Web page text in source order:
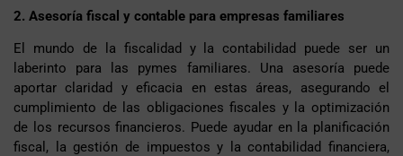
2. Asesoría fiscal y contable para empresas familiares
El mundo de la fiscalidad y la contabilidad puede ser un
laberinto para las pymes familiares. Una asesoría puede
aportar claridad y eficacia en estas áreas, asegurando el
cumplimiento de las obligaciones fiscales y la optimización
de los recursos financieros. Puede ayudar en la planificación
fiscal, la gestión de impuestos y la contabilidad financiera,